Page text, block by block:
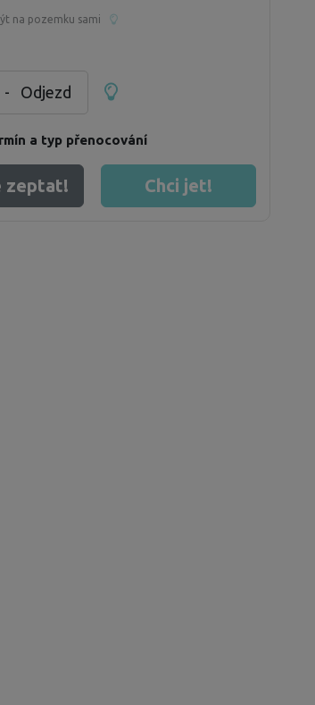
na pozemku sami
- Odjezd
a typ přenocování
zeptat! Chci jet!